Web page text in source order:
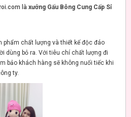
là xưởng Gấu Bông Cung Cấp Sỉ
phẩm chất lượng và thiết kế độc đáo
dùng bỏ ra. Với tiêu chí chất lượng đi
bảo khách hàng sẽ không nuối tiếc khi
ty.